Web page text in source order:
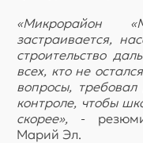
«Микрорайон
застраивается,
строительство
всех, кто не
вопросы,
контроле, чтобы
скорее», -
Марий Эл.